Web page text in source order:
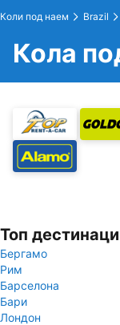
Коли под наем Brazil
Кола
Топ
Бергамо
Рим
Барселона
Бари
Лондон